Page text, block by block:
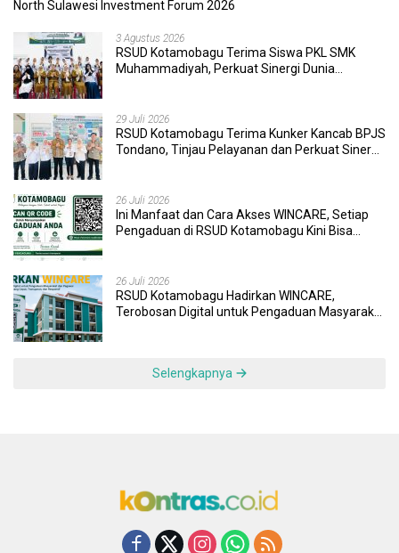
North Sulawesi Investment Forum 2026
3 Agustus 2026
RSUD Kotamobagu Terima Siswa PKL SMK
Muhammadiyah, Perkuat Sinergi Dunia
29 Juli 2026
RSUD Kotamobagu Terima Kunker Kancab BPJS
Tondano, Tinjau Pelayanan dan Perkuat Sinergi
26 Juli 2026
Ini Manfaat dan Cara Akses WINCARE, Setiap
Pengaduan di RSUD Kotamobagu Kini Bisa
26 Juli 2026
RSUD Kotamobagu Hadirkan WINCARE,
Terobosan Digital untuk Pengaduan Masyarakat
Selengkapnya